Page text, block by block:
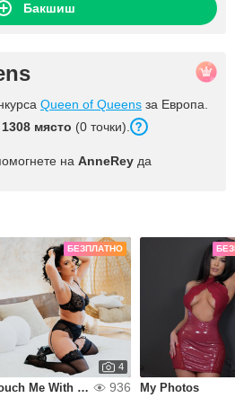
Бакшиш
Queen of Queens за Европа.
1308 място (0 точки).
на AnneRey да
БЕЗПЛАТНО
4
Touch Me With Your Eyes 936 My Photos